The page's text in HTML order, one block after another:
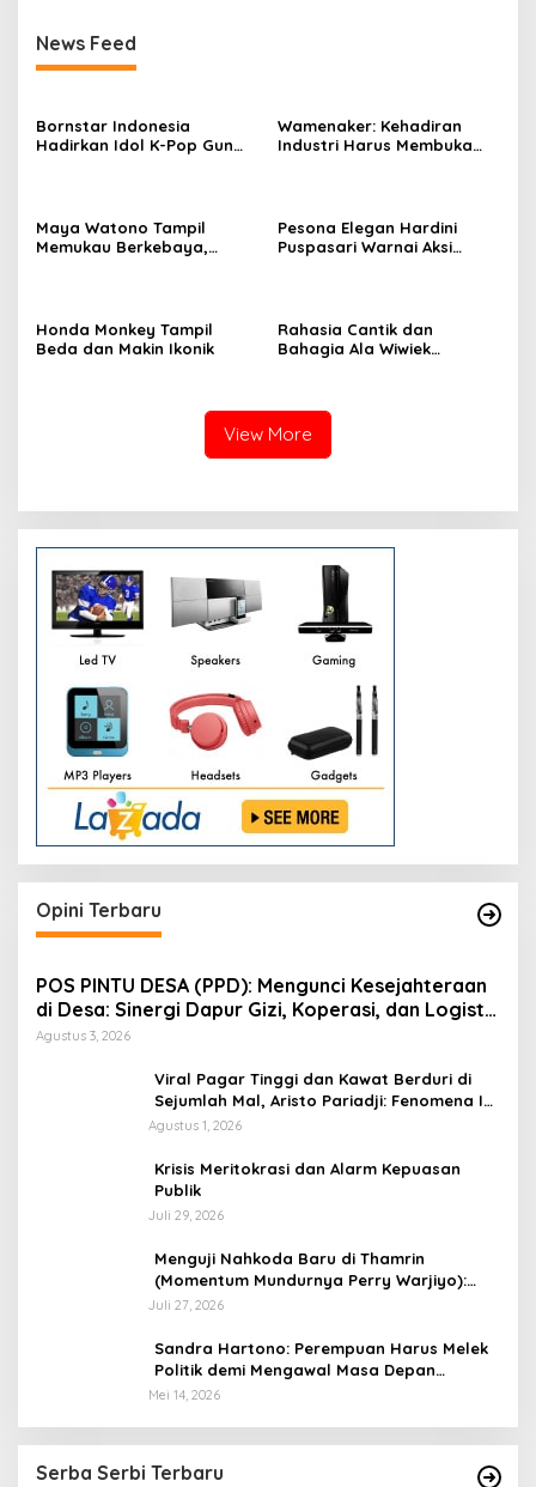
News Feed
Bornstar Indonesia
Hadirkan Idol K-Pop Gun
Puncak Acara
Wamenaker: Kehadiran
Industri Harus Membuka
Maya Watono Tampil
Memukau Berkebaya,
Pesona Elegan Hardini
Puspasari Warnai Aksi
Honda Monkey Tampil
Beda dan Makin Ikonik
Rahasia Cantik dan
Bahagia Ala Wiwiek
View More
Opini Terbaru
POS PINTU DESA (PPD): Mengunci Kesejahteraan
di Desa: Sinergi Dapur Gizi, Koperasi, dan Logistik
Terpadu
Agustus 3, 2026
Viral Pagar Tinggi dan Kawat Berduri di
Sejumlah Mal, Aristo Pariadji: Fenomena Ini
Cerminan Pentingnya Membangun
Agustus 1, 2026
​Krisis Meritokrasi dan Alarm Kepuasan
Publik
Juli 29, 2026
​Menguji Nahkoda Baru di Thamrin
(Momentum Mundurnya Perry Warjiyo):
Sinergi Kebijakan Moneter-Fiskal di Era
Juli 27, 2026
Sandra Hartono: Perempuan Harus Melek
Politik demi Mengawal Masa Depan
Bangsa
Mei 14, 2026
Serba Serbi Terbaru